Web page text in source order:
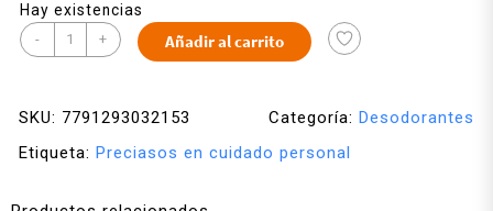
Hay existencias
- + Añadir al carrito
SKU: 7791293032153 Categoría: Desodorantes
Etiqueta: Preciasos en cuidado personal